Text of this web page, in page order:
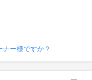
ナー様ですか？